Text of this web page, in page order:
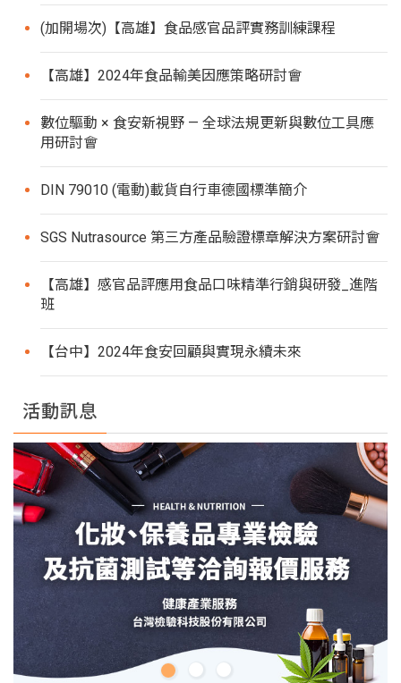
(加開場次)【高雄】食品感官品評實務訓練課程
【高雄】2024年食品輸美因應策略研討會
數位驅動 × 食安新視野 — 全球法規更新與數位工具應
用研討會
DIN 79010 (電動)載貨自行車德國標準簡介
SGS Nutrasource 第三方產品驗證標章解決方案研討會
【高雄】感官品評應用食品口味精準行銷與研發_進階
班
【台中】2024年食安回顧與實現永續未來
活動訊息